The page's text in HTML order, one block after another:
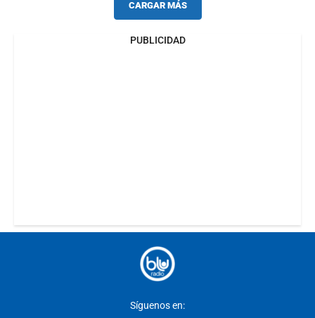
CARGAR MÁS
PUBLICIDAD
Síguenos en: